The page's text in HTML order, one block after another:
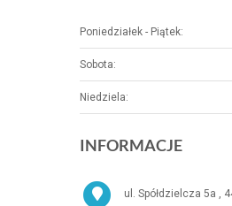
Poniedziałek - Piątek:
Sobota:
Niedziela:
INFORMACJE
ul. Spółdzielcza 5a ,